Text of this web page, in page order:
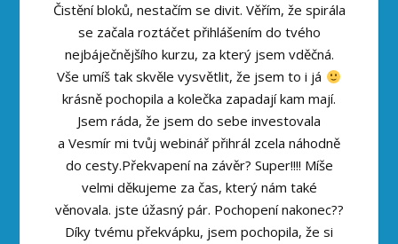
Čistění bloků, nestačím se divit. Věřím, že spirála
se začala roztáčet přihlášením do tvého
nejbáječnějšího kurzu, za který jsem vděčná.
Vše umíš tak skvěle vysvětlit, že jsem to i já
krásně pochopila a kolečka zapadají kam mají.
Jsem ráda, že jsem do sebe investovala
a Vesmír mi tvůj webinář přihrál zcela náhodně
do cesty.Překvapení na závěr? Super!!!! Míše
velmi děkujeme za čas, který nám také
věnovala. jste úžasný pár. Pochopení nakonec??
Díky tvému překvápku, jsem pochopila, že si